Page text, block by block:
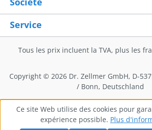
Service
Tous les prix incluent la TVA, plus les
Copyright © 2026 Dr. Zellmer GmbH, D-
/ Bonn, Deutschland
Ce site Web utilise des cookies pour
expérience possible. Plus